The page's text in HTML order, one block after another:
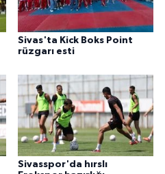
Sivas'ta Kick Boks Point
rüzgarı esti
Sivasspor'da hırslı